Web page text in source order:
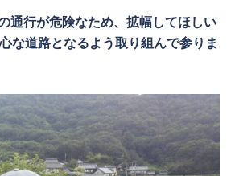
通行が危険なため、拡幅してほしい
な道路となるよう取り組んで参りま